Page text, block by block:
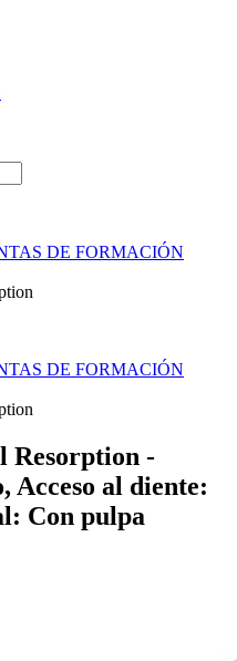
DE FORMACIÓN
DE FORMACIÓN
Resorption -
Acceso al diente:
Con pulpa